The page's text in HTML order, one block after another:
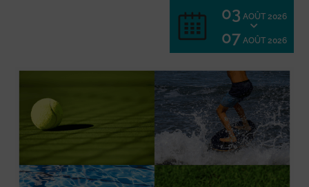
03 AOÛT 2026
07 AOÛT 2026